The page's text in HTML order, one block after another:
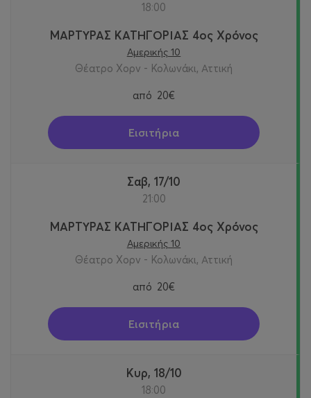
18:00
ΜΑΡΤΥΡΑΣ ΚΑΤΗΓΟΡΙΑΣ 4ος Χρόνος
Αμερικής 10
Θέατρο Χορν - Κολωνάκι, Αττική
από 20€
Εισιτήρια
Σαβ, 17/10
21:00
ΜΑΡΤΥΡΑΣ ΚΑΤΗΓΟΡΙΑΣ 4ος Χρόνος
Αμερικής 10
Θέατρο Χορν - Κολωνάκι, Αττική
από 20€
Εισιτήρια
Κυρ, 18/10
18:00